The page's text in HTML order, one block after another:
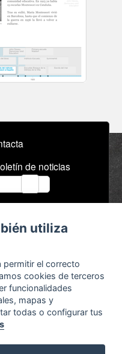
de noticias
Anuncios / Empleo
Bibliografía
utiliza
permitir el correcto
cookies de terceros
funcionalidades
mapas y
todas o configurar tus